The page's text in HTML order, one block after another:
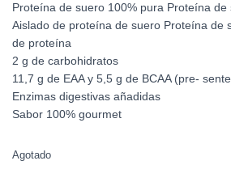
Proteína de suero 100% pura Proteína de
Aislado de proteína de suero Proteína de
de proteína
2 g de carbohidratos
11,7 g de EAA y 5,5 g de BCAA (pre-
Enzimas digestivas añadidas
Sabor 100% gourmet
Agotado